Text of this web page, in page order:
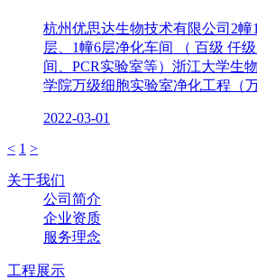
杭州优思达生物技术有限公司2幢
层、1幢6层净化车间 （ 百级 仟
间、PCR实验室等）浙江大学生
学院万级细胞实验室净化工程（万
2022-03-01
< 1 >
关于我们
公司简介
企业资质
服务理念
工程展示